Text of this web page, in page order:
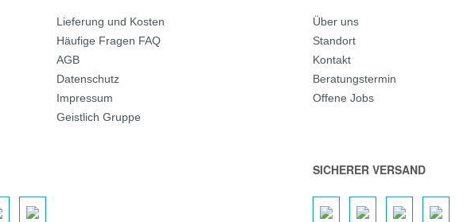
Lieferung und Kosten
Häufige Fragen FAQ
AGB
Datenschutz
Impressum
Geistlich Gruppe
Über uns
Standort
Kontakt
Beratungstermin
Offene Jobs
SICHERER VERSAND